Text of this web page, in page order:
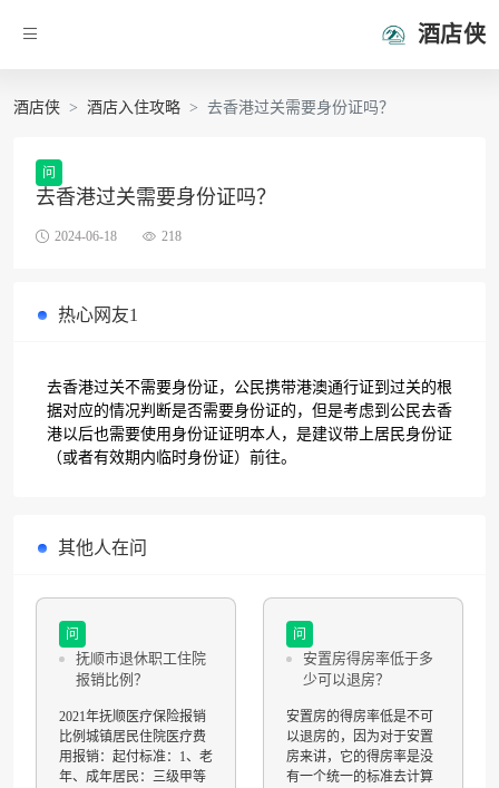
酒店侠
酒店侠 酒店入住攻略 去香港过关需要身份证吗？
问
去香港过关需要身份证吗？
2024-06-18 218
热心网友1
去香港过关不需要身份证，公民携带港澳通行证到过关的根
据对应的情况判断是否需要身份证的，但是考虑到公民去香
港以后也需要使用身份证证明本人，是建议带上居民身份证
（或者有效期内临时身份证）前往。
其他人在问
问
抚顺市退休职工住院
报销比例？
2021年抚顺医疗保险报销
比例城镇居民住院医疗费
用报销：起付标准：1、老
年、成年居民：三级甲等
问
安置房得房率低于多
少可以退房？
安置房的得房率低是不可
以退房的，因为对于安置
房来讲，它的得房率是没
有一个统一的标准去计算